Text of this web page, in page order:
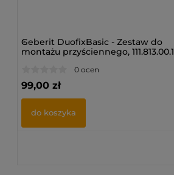
>
Geberit DuofixBasic - Zestaw do
montażu przyściennego, 111.813.00.1
0 ocen
99,00 zł
do koszyka